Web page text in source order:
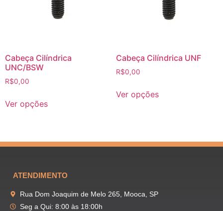
Cabeça Cilíndrica
UNC/BSW
R$0,00
Ver opções
Cabeça Cilíndrica UNF
R$0,00
Ver opções
ATENDIMENTO
Rua Dom Joaquim de Melo 265, Mooca, SP
Seg a Qui: 8:00 às 18:00h